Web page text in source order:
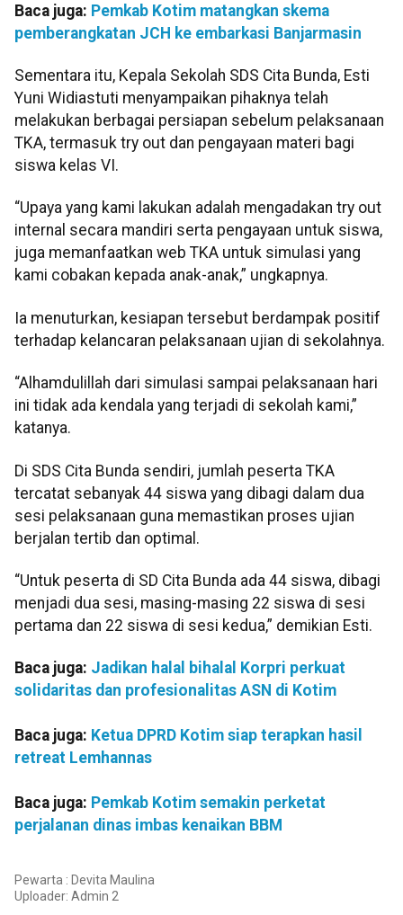
Baca juga: Pemkab Kotim matangkan skema
pemberangkatan JCH ke embarkasi Banjarmasin
Sementara itu, Kepala Sekolah SDS Cita Bunda, Esti
Yuni Widiastuti menyampaikan pihaknya telah
melakukan berbagai persiapan sebelum pelaksanaan
TKA, termasuk try out dan pengayaan materi bagi
siswa kelas VI.
“Upaya yang kami lakukan adalah mengadakan try out
internal secara mandiri serta pengayaan untuk siswa,
juga memanfaatkan web TKA untuk simulasi yang
kami cobakan kepada anak-anak,” ungkapnya.
Ia menuturkan, kesiapan tersebut berdampak positif
terhadap kelancaran pelaksanaan ujian di sekolahnya.
“Alhamdulillah dari simulasi sampai pelaksanaan hari
ini tidak ada kendala yang terjadi di sekolah kami,”
katanya.
Di SDS Cita Bunda sendiri, jumlah peserta TKA
tercatat sebanyak 44 siswa yang dibagi dalam dua
sesi pelaksanaan guna memastikan proses ujian
berjalan tertib dan optimal.
“Untuk peserta di SD Cita Bunda ada 44 siswa, dibagi
menjadi dua sesi, masing-masing 22 siswa di sesi
pertama dan 22 siswa di sesi kedua,” demikian Esti.
Baca juga: Jadikan halal bihalal Korpri perkuat
solidaritas dan profesionalitas ASN di Kotim
Baca juga: Ketua DPRD Kotim siap terapkan hasil
retreat Lemhannas
Baca juga: Pemkab Kotim semakin perketat
perjalanan dinas imbas kenaikan BBM
Pewarta : Devita Maulina
Uploader: Admin 2